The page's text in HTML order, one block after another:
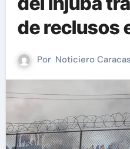
de reclusos
Por Noticiero Caracas